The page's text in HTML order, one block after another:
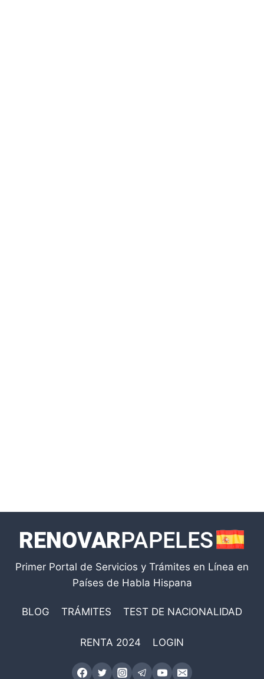
Primer Portal de Servicios y Trámites en Línea en
Países de Habla Hispana
BLOG TRÁMITES TEST DE NACIONALIDAD
RENTA 2024 LOGIN